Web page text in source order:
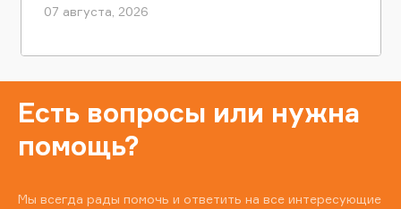
07 августа, 2026
Есть вопросы или нужна
помощь?
Мы всегда рады помочь и ответить на все интересующие